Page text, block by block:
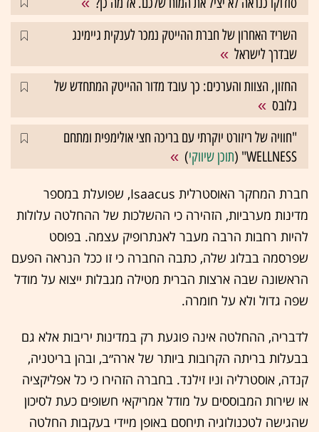
השריד האחרון של חברת ההייטק נמכר לענקית גיימינג
שבדרך לישראל
החזון, הצוות והערכים: כך עובד מדור ההייטק המתחדש של
גלובס
"חוויה של ריזורט יוקרתי עם בריכה חצי אולימפית ומתחם
WELLNESS" (
תוכן שיווקי)
חברת המחקר האוסטרלית Isaacus, שפועלת במספר
מדינות מערביות, הזהירה כי ההשלכות של ההחלטה עלולות
להיות רחבות הרבה מעבר לאנתרופיק עצמה. בפוסט
שפרסמה בבלוג שלה, כתבה החברה כי זו ככל הנראה הפעם
הראשונה שבה ארצות הברית מטילה מגבלות ייצוא על מודל
שפה גדול ולא על חומרה.
לדבריה, ההחלטה אינה פוגעת רק במדינות יריבות אלא גם
בבעלות בריתה הקרובות ביותר של ארה״ב, ובהן בריטניה,
קנדה, אוסטרליה וניו זילנד. בחברה הזהירו כי כל אפליקציה
או שירות המבוססים על מודל אמריקאי חשופים כעת לסיכון
שהגישה לטכנולוגיה תיחסם באופן מיידי בעקבות החלטה